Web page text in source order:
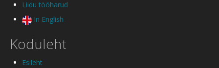
Liidu tööharud
In English
Koduleht
Esileht